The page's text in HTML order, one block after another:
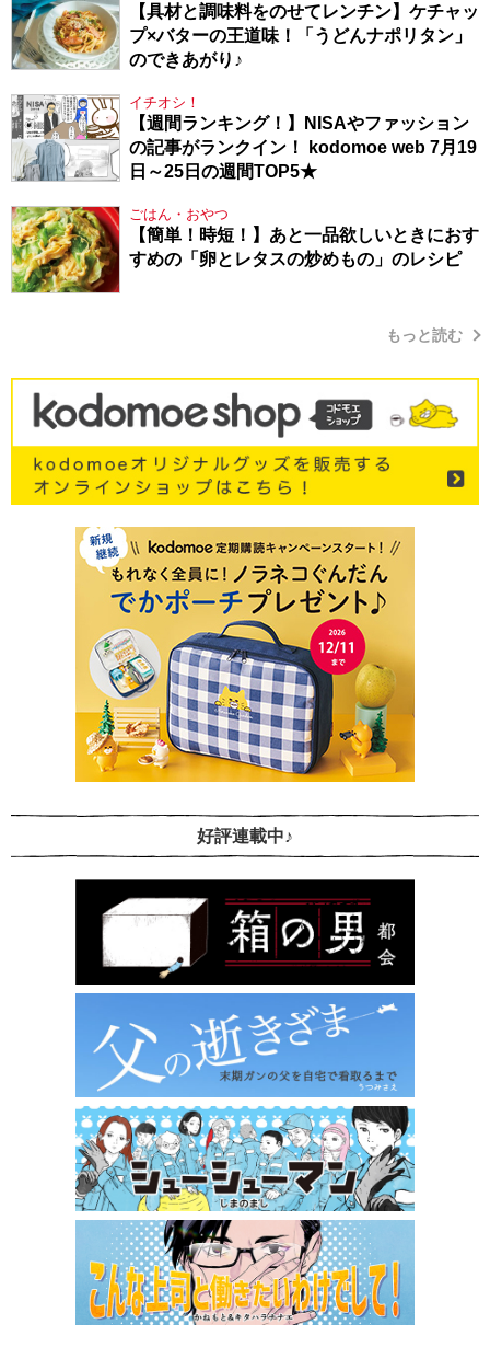
【具材と調味料をのせてレンチン】ケチャッ
プ×バターの王道味！「うどんナポリタン」
のできあがり♪
イチオシ！
【週間ランキング！】NISAやファッション
の記事がランクイン！ kodomoe web 7月19
日～25日の週間TOP5★
ごはん・おやつ
【簡単！時短！】あと一品欲しいときにおす
すめの「卵とレタスの炒めもの」のレシピ
もっと読む
好評連載中♪